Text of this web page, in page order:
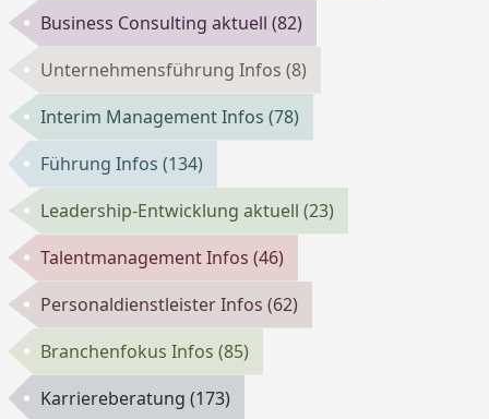
Business Consulting aktuell(82)
Unternehmensführung Infos(8)
Interim Management Infos(78)
Führung Infos(134)
Leadership-Entwicklung aktuell(23)
Talentmanagement Infos(46)
Personaldienstleister Infos(62)
Branchenfokus Infos(85)
Karriereberatung(173)